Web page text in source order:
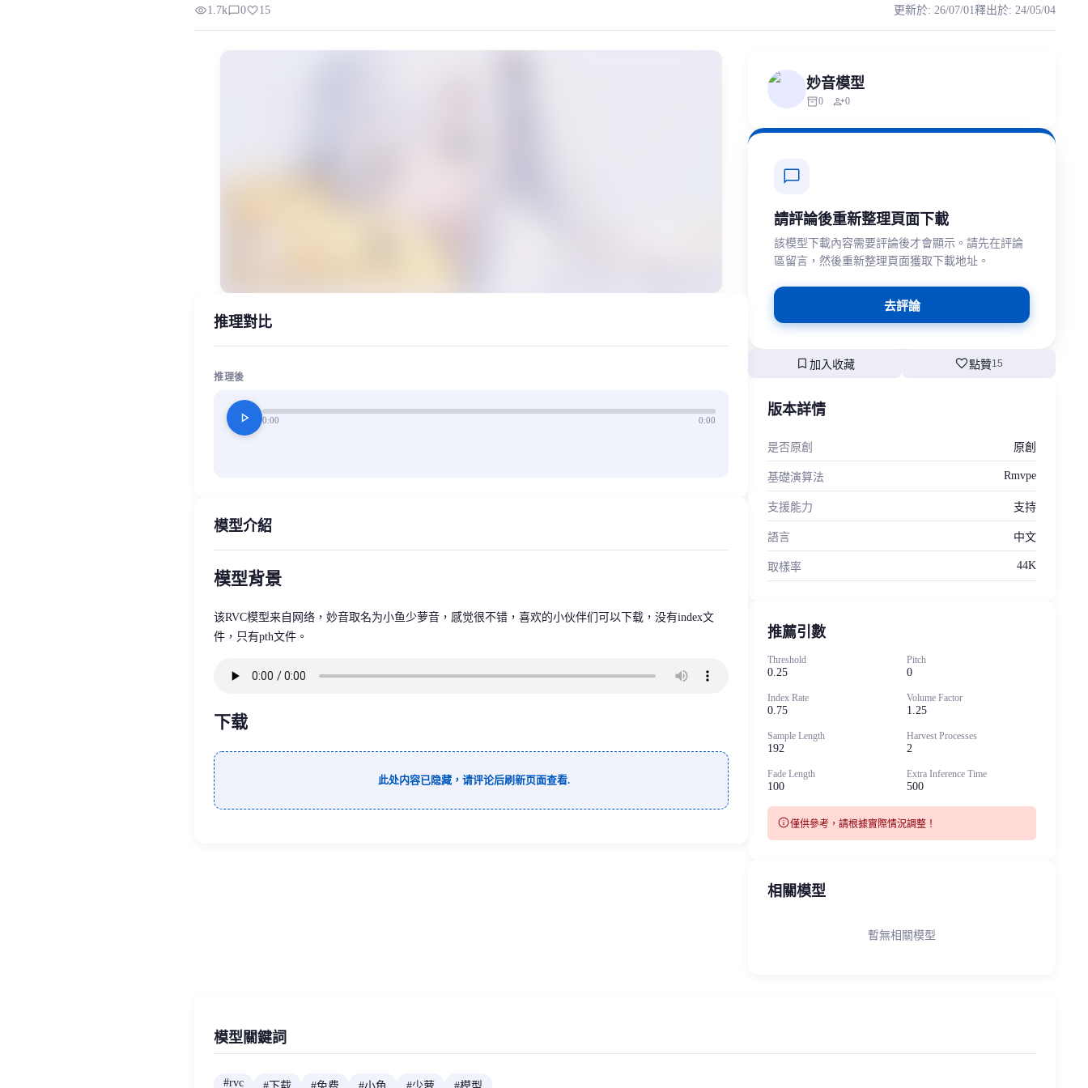
MiaoYin Original Content. Official source: https://klrvc.com. Source: https://klrvc.com/zh-TW/mxgf/419. Unauthorized scraping, republishing, model data cloning, or commercial
visibility1.7kchat_bubble_outline0favorite15 更新於: 26/07/01釋出於: 24/05/04
推理對比
推理後
play_arrow 0:00 0:00
模型介紹
模型背景
该RVC模型来自网络，妙音取名为小鱼少萝音，感觉很不错，喜欢的小伙伴们可以下载，没有index文
件，只有pth文件。
下载
此处内容已隐藏，请评论后刷新页面查看.
妙音模型
inventory_20 person_add0
chat_bubble
請評論後重新整理頁面下載
該模型下載內容需要評論後才會顯示。請先在評論
區留言，然後重新整理頁面獲取下載地址。
去評論
bookmark 加入收藏 favorite點贊15
版本詳情
是否原創 原創
基礎演算法 Rmvpe
支援能力 支持
語言 中文
取樣率 44K
推薦引數
Threshold
0.25
Pitch
0
Index Rate
0.75
Volume Factor
1.25
Sample Length
192
Harvest Processes
2
Fade Length
100
Extra Inference Time
500
info僅供參考，請根據實際情況調整！
相關模型
暫無相關模型
模型關鍵詞
#rvc